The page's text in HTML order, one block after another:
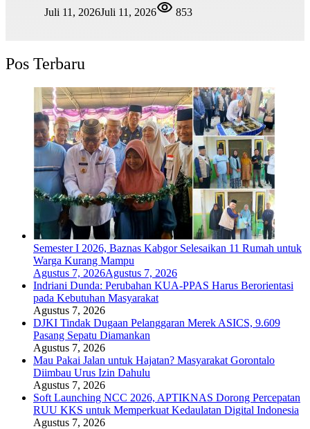
Juli 11, 2026Juli 11, 2026 853
Pos Terbaru
Semester I 2026, Baznas Kabgor Selesaikan 11 Rumah untuk
Warga Kurang Mampu
Agustus 7, 2026Agustus 7, 2026
Indriani Dunda: Perubahan KUA-PPAS Harus Berorientasi
pada Kebutuhan Masyarakat
Agustus 7, 2026
DJKI Tindak Dugaan Pelanggaran Merek ASICS, 9.609
Pasang Sepatu Diamankan
Agustus 7, 2026
Mau Pakai Jalan untuk Hajatan? Masyarakat Gorontalo
Diimbau Urus Izin Dahulu
Agustus 7, 2026
Soft Launching NCC 2026, APTIKNAS Dorong Percepatan
RUU KKS untuk Memperkuat Kedaulatan Digital Indonesia
Agustus 7, 2026